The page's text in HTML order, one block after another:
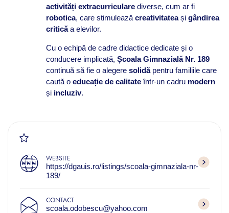
activități extracurricularediverse, cum ar fi
robotica, care stimulează creativitateași gândirea
criticăa elevilor.
Cu o echipă de cadre didactice dedicate și o
conducere implicată, Școala Gimnazială Nr. 189
continuă să fie o alegere solidăpentru familiile care
caută o educație de calitateîntr-un cadru modern
și incluziv.
WEBSITE
https://dgauis.ro/listings/scoala-gimnaziala-nr-
189/
CONTACT
scoala.odobescu@yahoo.com